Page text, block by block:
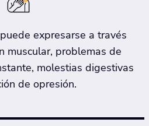
expresarse a través
muscular, problemas de
molestias digestivas
de opresión.